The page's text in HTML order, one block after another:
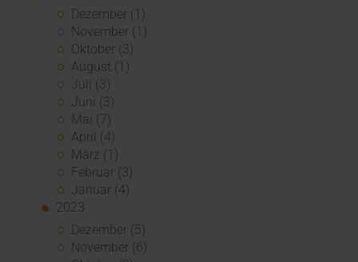
Dezember (1)
November (1)
Oktober (3)
August (1)
Juli (3)
Juni (3)
Mai (7)
April (4)
März (1)
Februar (3)
Januar (4)
2023
Dezember (5)
November (6)